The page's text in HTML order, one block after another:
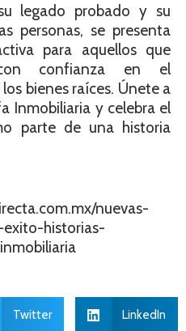
legado probado y su
personas, se presenta
para aquellos que
confianza en el
bienes raíces. Únete a
Inmobiliaria y celebra el
parte de una historia
nuevas-
exito-historias-
Twitter LinkedIn